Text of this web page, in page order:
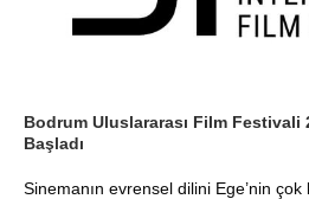
Bodrum Uluslararası Film Festivali
Başladı
Sinemanın evrensel dilini Ege’nin